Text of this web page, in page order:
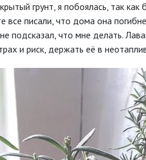
грунт, я побоялась, так
все писали, что дома она
подсказал, что мне делать.
и риск, держать её в